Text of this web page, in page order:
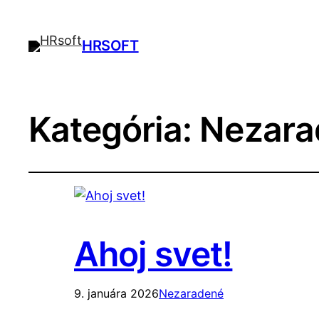
HRSOFT
Kategória:
Ahoj svet!
9. januára 2026Nezaradené